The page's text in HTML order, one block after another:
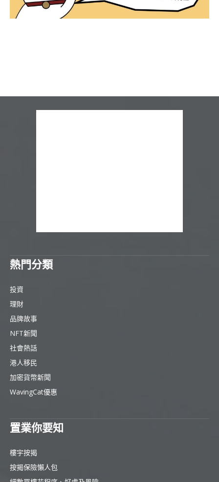
熱門分類
投資
理財
品牌故事
NFT新聞
社會熱話
港人移民
加密貨幣新聞
WavingCat優惠
置業你要知
樓宇按揭
按揭保險懶人包